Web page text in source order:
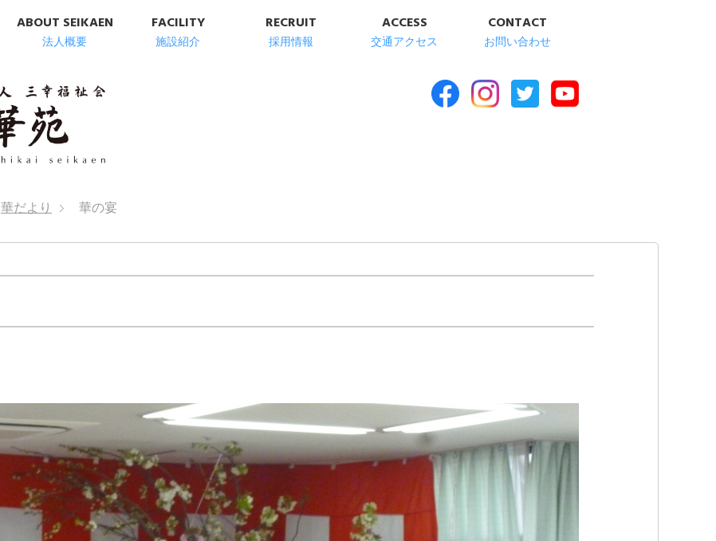
ABOUT SEIKAEN
法人概要
FACILITY
施設紹介
RECRUIT
採用情報
ACCESS
交通アクセス
CONTACT
お問い合わせ
明石市の高齢者総合福祉施設 清華苑
華だより 華の宴